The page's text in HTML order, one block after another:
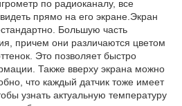
по радиоканалу, все
прямо на его экране.Экран
Большую часть
причем они различаются цветом
Это позволяет быстро
Также вверху экрана можно
что каждый датчик тоже имеет
узнать актуальную температуру